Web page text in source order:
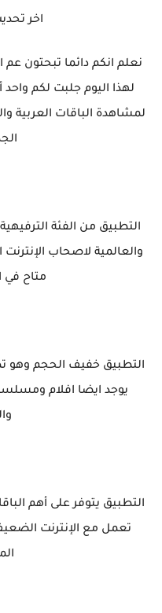
اخر تحديث
نعلم انكم دائما تبحتون
لهذا اليوم جلبت لكم
التطبيق من الفئة
والعالمية لاصحاب
متاح في
التطبيق خفيف الحجم وهو
يوجد ايضا افلام
التطبيق يتوفر على أهم
تعمل مع الإنترنت